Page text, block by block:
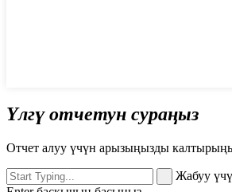
Үлгү отчетун сураңыз
Отчет алуу үчүн арызыңызды
Жабуу